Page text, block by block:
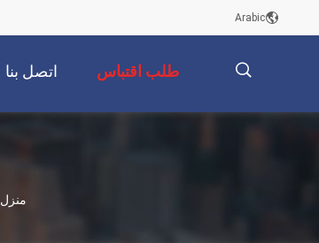
Arabic
اتصل بنا طلب اقتباس
منزل